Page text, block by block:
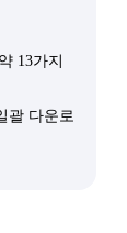
13가지
괄 다운로